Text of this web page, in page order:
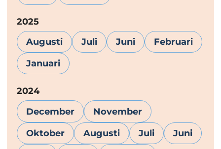
År:
2025
Augusti
Juli Juni Februari
Januari
År:
2024
December
November
Oktober Augusti Juli Juni